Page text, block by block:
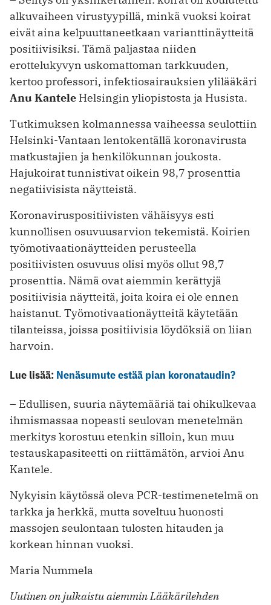
alkuvaiheen virustyypillä, minkä vuoksi koirat
eivät aina kelpuuttaneetkaan varianttinäytteitä
positiivisiksi. Tämä paljastaa niiden
erottelukyvyn uskomattoman tarkkuuden,
kertoo professori, infektiosairauksien ylilääkäri
Anu Kantele Helsingin yliopistosta ja Husista.
Tutkimuksen kolmannessa vaiheessa seulottiin
Helsinki-Vantaan lentokentällä koronavirusta
matkustajien ja henkilökunnan joukosta.
Hajukoirat tunnistivat oikein 98,7 prosenttia
negatiivisista näytteistä.
Koronaviruspositiivisten vähäisyys esti
kunnollisen osuvuusarvion tekemistä. Koirien
työmotivaationäytteiden perusteella
positiivisten osuvuus olisi myös ollut 98,7
prosenttia. Nämä ovat aiemmin kerättyjä
positiivisia näytteitä, joita koira ei ole ennen
haistanut. Työmotivaationäytteitä käytetään
tilanteissa, joissa positiivisia löydöksiä on liian
harvoin.
Lue lisää: Nenäsumute estää pian koronataudin?
– Edullisen, suuria näytemääriä tai ohikulkevaa
ihmismassaa nopeasti seulovan menetelmän
merkitys korostuu etenkin silloin, kun muu
testauskapasiteetti on riittämätön, arvioi Anu
Kantele.
Nykyisin käytössä oleva PCR-testimenetelmä on
tarkka ja herkkä, mutta soveltuu huonosti
massojen seulontaan tulosten hitauden ja
korkean hinnan vuoksi.
Maria Nummela
Uutinen on julkaistu aiemmin Lääkärilehden